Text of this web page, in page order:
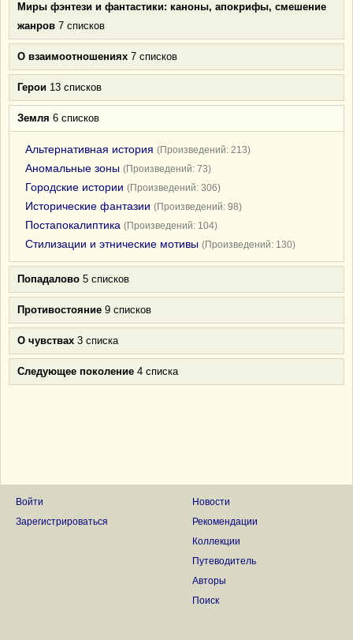
Миры фэнтези и фантастики: каноны, апокрифы, смешение
жанров 7 списков
О взаимоотношениях 7 списков
Герои 13 списков
Земля 6 списков
Альтернативная история (Произведений: 213)
Аномальные зоны (Произведений: 73)
Городские истории (Произведений: 306)
Исторические фантазии (Произведений: 98)
Постапокалиптика (Произведений: 104)
Стилизации и этнические мотивы (Произведений: 130)
Попадалово 5 списков
Противостояние 9 списков
О чувствах 3 списка
Следующее поколение 4 списка
Войти
Зарегистрироваться
Новости
Рекомендации
Коллекции
Путеводитель
Авторы
Поиск